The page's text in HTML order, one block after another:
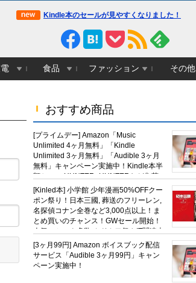
Kindle本のセールが見やすくなりました！
食品 ファッション その他
おすすめ商品
[プライムデー] Amazon「Music
Unlimited 4ヶ月無料」「Kindle
Unlimited 3ヶ月無料」「Audible 3ヶ月
無料」キャンペーン実施中！Kindle本半
額セール HUNTER×HUNTERなど集英
社、無職転生,幼女戦記など
KADOKAWA、キャプテン翼100円セー
ルも！
[Kinled本] 小学館 少年漫画50%OFFクー
ポン祭り！日本三國, 葬送のフリーレン,
名探偵コナン全巻など3,000点以上！ま
とめ買いのチャンス！GWセール開始！
人気コミック多数 カドカワ祭やIT関連本
がセールに！
[3ヶ月99円] Amazon ボイスブック配信
サービス「Audible 3ヶ月99円」キャン
ペーン実施中！